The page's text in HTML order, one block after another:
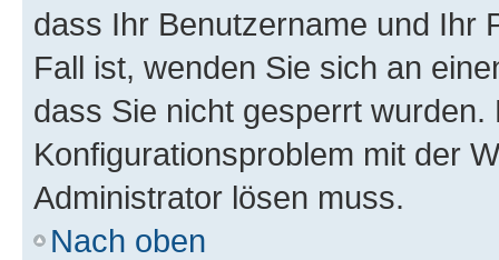
dass Ihr Benutzername und Ihr
Fall ist, wenden Sie sich an
dass Sie nicht gesperrt
Konfigurationsproblem mit der
Administrator lösen muss.
Nach oben